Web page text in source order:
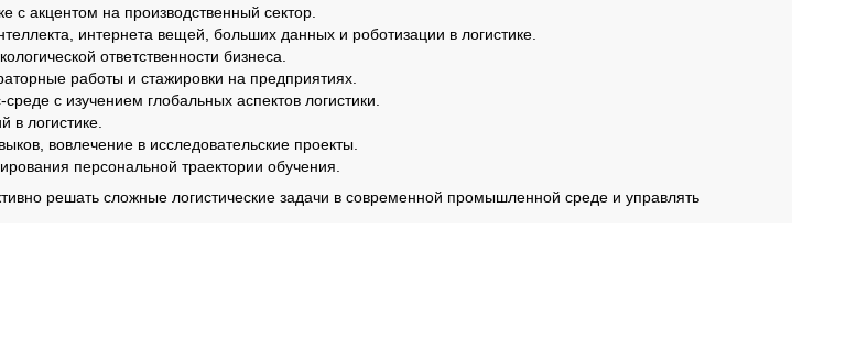
с акцентом на производственный сектор.
интернета вещей, больших данных и роботизации в логистике.
ответственности бизнеса.
работы и стажировки на предприятиях.
с изучением глобальных аспектов логистики.
в логистике.
вовлечение в исследовательские проекты.
персональной траектории обучения.
решать сложные логистические задачи в современной промышленной среде и управлять